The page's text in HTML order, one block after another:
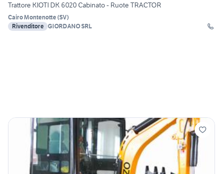
Trattore KIOTI DK 6020 Cabinato - Ruote TRACTOR
Cairo Montenotte(SV)
Rivenditore GIORDANO SRL